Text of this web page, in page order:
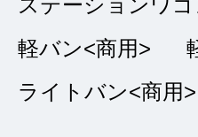
ステーションワゴ
軽バン<商用>
ライトバン<商用>